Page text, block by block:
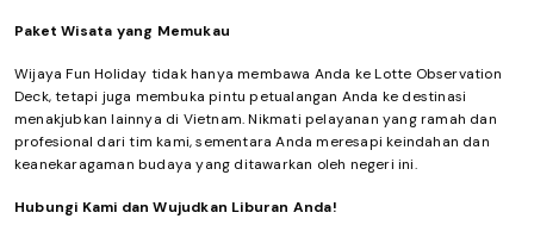
Paket Wisata yang Memukau
Wijaya Fun Holiday tidak hanya membawa Anda ke Lotte Observation
Deck, tetapi juga membuka pintu petualangan Anda ke destinasi
menakjubkan lainnya di Vietnam. Nikmati pelayanan yang ramah dan
profesional dari tim kami, sementara Anda meresapi keindahan dan
keanekaragaman budaya yang ditawarkan oleh negeri ini.
Hubungi Kami dan Wujudkan Liburan Anda!